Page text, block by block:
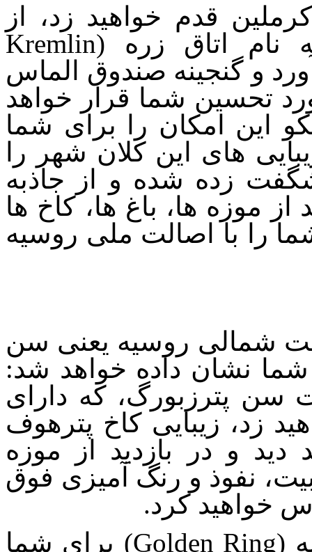
قدم خواهید زد، از
نام اتاق زره (Kremlin
و گنجینه صندوق الماس
تحسین شما قرار خواهد
امکان را برای شما
های این کلان شهر را
شگفت زده شده و از جاذبه
موزه ها، باغ ها، کاخ ها
را با اصالت ملی روسیه
شمالی روسیه یعنی سن
شما نشان داده خواهد شد:
سن پترزبورگ، که دارای
زد، زیبایی کاخ پترهوف
دید و در بازدید از موزه
نفوذ و رنگ آمیزی فوق
خواهید کرد.
(
Golden Ring) برای شما